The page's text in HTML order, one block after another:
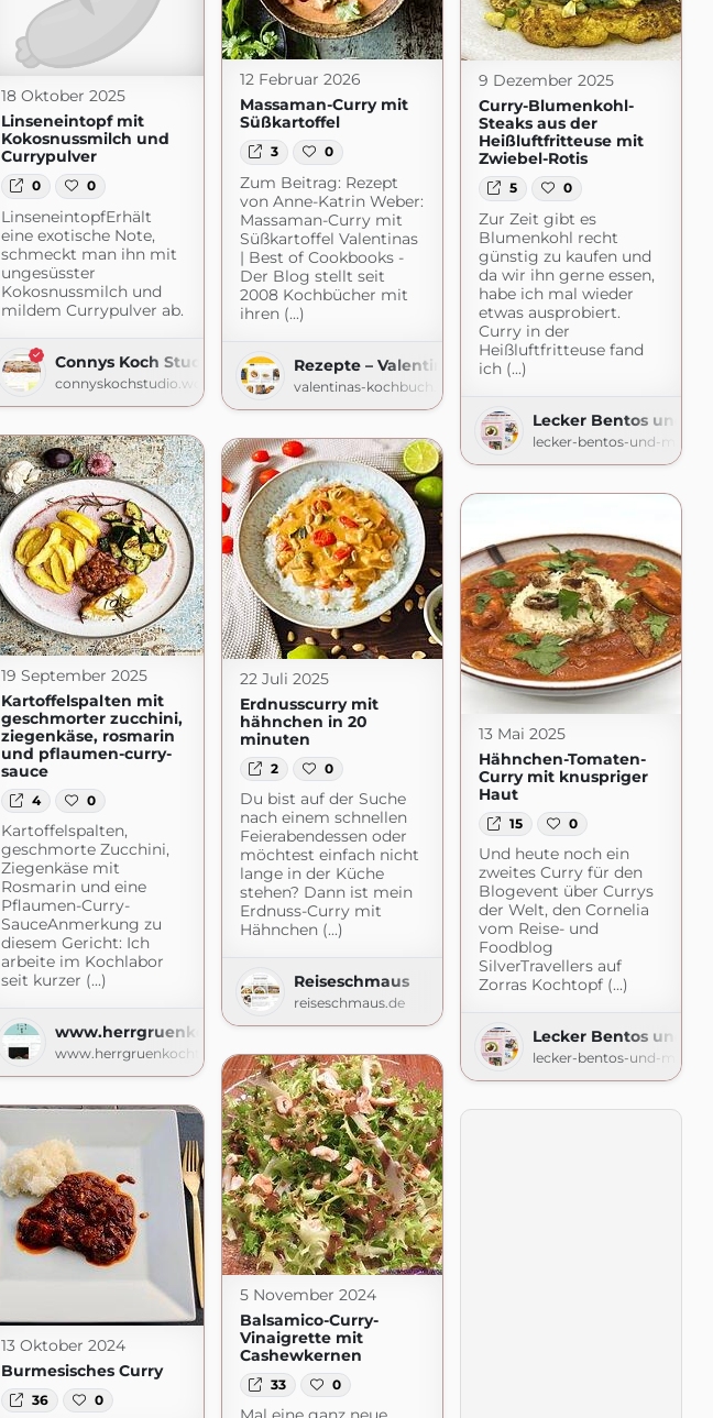
12 Februar 2026
Massaman-Curry mit
Süßkartoffel
3 0
Zum Beitrag: Rezept
von Anne-Katrin Weber:
Massaman-Curry mit
Süßkartoffel Valentinas
| Best of Cookbooks -
Der Blog stellt seit
2008 Kochbücher mit
ihren (...)
Rezepte – Valentinas-Kochbuch.de
valentinas-kochbuch.de
9 Dezember 2025
Curry-Blumenkohl-
Steaks aus der
Heißluftfritteuse mit
Zwiebel-Rotis
5 0
Zur Zeit gibt es
Blumenkohl recht
günstig zu kaufen und
da wir ihn gerne essen,
habe ich mal wieder
etwas ausprobiert.
Curry in der
Heißluftfritteuse fand
ich (...)
Lecker Bentos und
lecker-bentos-und-
18 Oktober 2025
Linseneintopf mit
Kokosnussmilch und
Currypulver
0 0
LinseneintopfErhält
eine exotische Note,
schmeckt man ihn mit
ungesüsster
Kokosnussmilch und
mildem Currypulver ab.
Connys Koch Studio
connyskochstudio.wordpress.com
19 September 2025
Kartoffelspalten mit
geschmorter zucchini,
ziegenkäse, rosmarin
und pflaumen-curry-
sauce
4 0
Kartoffelspalten,
geschmorte Zucchini,
Ziegenkäse mit
Rosmarin und eine
Pflaumen-Curry-
SauceAnmerkung zu
diesem Gericht: Ich
arbeite im Kochlabor
seit kurzer (...)
www.herrgruenkocht.de
www.herrgruenkocht.de
22 Juli 2025
Erdnusscurry mit
hähnchen in 20
minuten
2 0
Du bist auf der Suche
nach einem schnellen
Feierabendessen oder
möchtest einfach nicht
lange in der Küche
stehen? Dann ist mein
Erdnuss-Curry mit
Hähnchen (...)
Reiseschmaus
reiseschmaus.de
13 Mai 2025
Hähnchen-Tomaten-
Curry mit knuspriger
Haut
15 0
Und heute noch ein
zweites Curry für den
Blogevent über Currys
der Welt, den Cornelia
vom Reise- und
Foodblog
SilverTravellers auf
Zorras Kochtopf (...)
Lecker Bentos und
lecker-bentos-und-
5 November 2024
Balsamico-Curry-
Vinaigrette mit
Cashewkernen
33 0
13 Oktober 2024
Burmesisches Curry
36 0